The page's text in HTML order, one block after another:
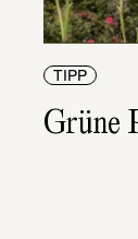
TIPP
Grüne